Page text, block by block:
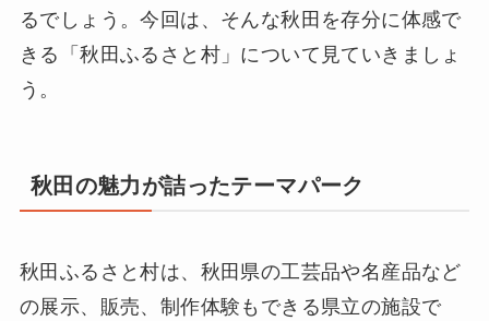
るでしょう。今回は、そんな秋田を存分に体感で
きる「秋田ふるさと村」について見ていきましょ
う。
秋田の魅力が詰ったテーマパーク
秋田ふるさと村は、秋田県の工芸品や名産品など
の展示、販売、制作体験もできる県立の施設で